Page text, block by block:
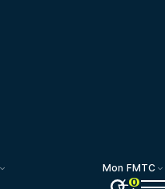
Mon FMTC
0